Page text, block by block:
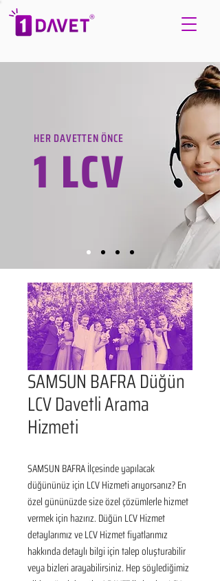
HER DAVETTEN ÖNCE
1 LCV
SAMSUN BAFRA Düğün
LCV Davetli Arama
Hizmeti
SAMSUN BAFRA İlçesinde yapılacak
düğününüz için LCV Hizmeti arıyorsanız? En
özel gününüzde size özel çözümlerle hizmet
vermek için hazırız. Düğün LCV Hizmet
detaylarımız ve LCV Hizmet fiyatlarımız
hakkında detaylı bilgi için talep oluşturabilir
veya bizleri arayabilirsiniz. Hep söylediğimiz